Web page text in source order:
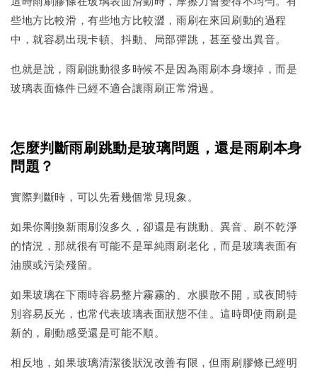
些地方比較滑，有些地方比較澀，雨刷在來回刷動的過程
中，就容易出現卡頓、抖動、局部彈跳，甚至發出異音。
也就是說，雨刷跳動很多時候不是因為雨刷本身壞掉，而是
玻璃表面條件已經不適合讓雨刷正常滑過。
怎麼判斷雨刷跳動是玻璃問題，還是雨刷本身
問題？
實際判斷時，可以先看幾個常見現象。
如果你剛換新雨刷沒多久，卻還是有跳動、異音、刷不乾淨
的情況，那就很有可能不是單純雨刷老化，而是玻璃表面有
油膜或污染殘留。
如果玻璃在下雨時容易整片霧霧的、水膜散不開，或夜間特
別容易反光，也常代表玻璃表面狀態不佳。這時即使雨刷是
新的，刷動感受還是可能不順。
相反地，如果玻璃清潔後狀況改善有限，但雨刷膠條已經明